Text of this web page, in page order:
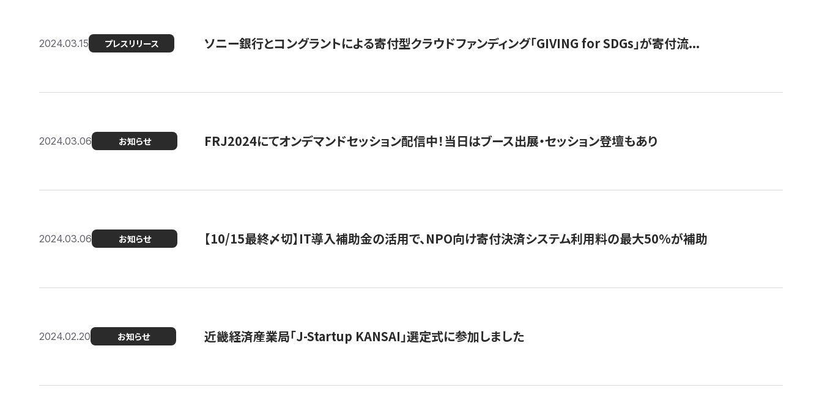
2024.03.15 プレスリリース ソニー銀行とコングラントによる寄付型クラウドファンディング「GIVING for SDGs」が寄付流...
2024.03.06 お知らせ FRJ2024にてオンデマンドセッション配信中！当日はブース出展・セッション登壇もあり
2024.03.06 お知らせ 【10/15最終〆切】IT導入補助金の活用で、NPO向け寄付決済システム利用料の最大50%が補助
2024.02.20 お知らせ 近畿経済産業局「J-Startup KANSAI」選定式に参加しました